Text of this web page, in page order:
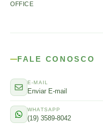
OFFICE
FALE CONOSCO
E-MAIL
Enviar E-mail
WHATSAPP
(19) 3589-8042